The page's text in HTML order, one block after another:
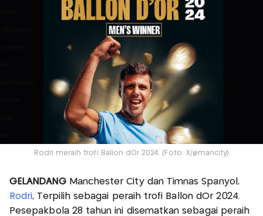
Rodri meraih trofi Ballon dOr 2024. (Foto: X/@mancity)
GELANDANGManchester City dan Timnas Spanyol,
Rodri, Terpilih sebagai peraih trofi Ballon dOr 2024.
Pesepakbola 28 tahun ini disematkan sebagai peraih